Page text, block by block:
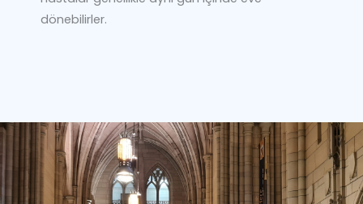
dönebilirler.